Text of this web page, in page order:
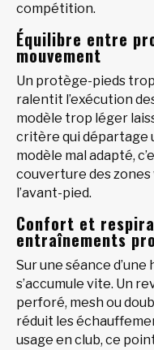
compétition.
Équilibre entre
mouvement
Un protège-pieds
ralentit l’exécution
modèle trop léger
critère qui départage
modèle mal adapté,
couverture des
l’avant-pied.
Confort et
entraînements
Sur une séance
s’accumule vite. Un
perforé, mesh ou
réduit les
usage en club, ce